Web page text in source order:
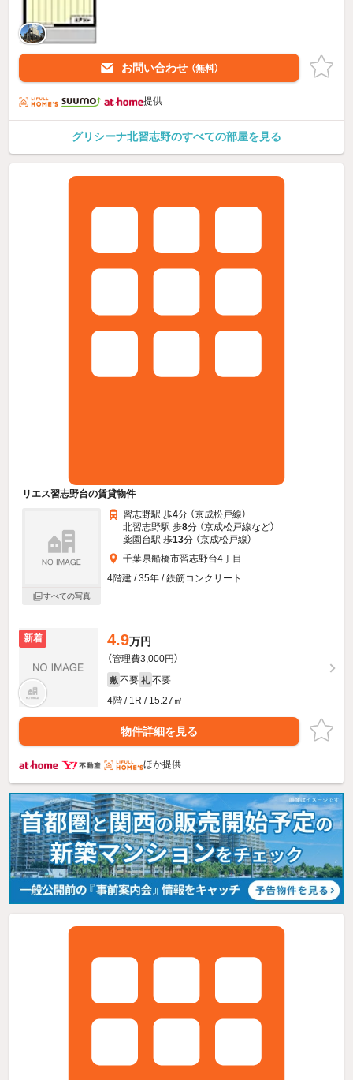
お問い合わせ （無料）
提供
グリシーナ北習志野のすべての部屋を見る
リエス習志野台の賃貸物件
すべての写真
習志野駅 歩4分 （京成松戸線）
北習志野駅 歩8分 （京成松戸線など）
薬園台駅 歩13分 （京成松戸線）
千葉県船橋市習志野台4丁目
4階建 / 35年 / 鉄筋コンクリート
新着 4.9万円
（管理費3,000円）
敷 不要 礼 不要
4階 / 1R / 15.27㎡
物件詳細を見る
ほか提供